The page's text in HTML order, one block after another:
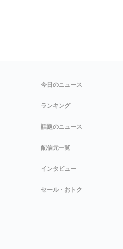
今日のニュース
ランキング
話題のニュース
配信元一覧
インタビュー
セール・おトク